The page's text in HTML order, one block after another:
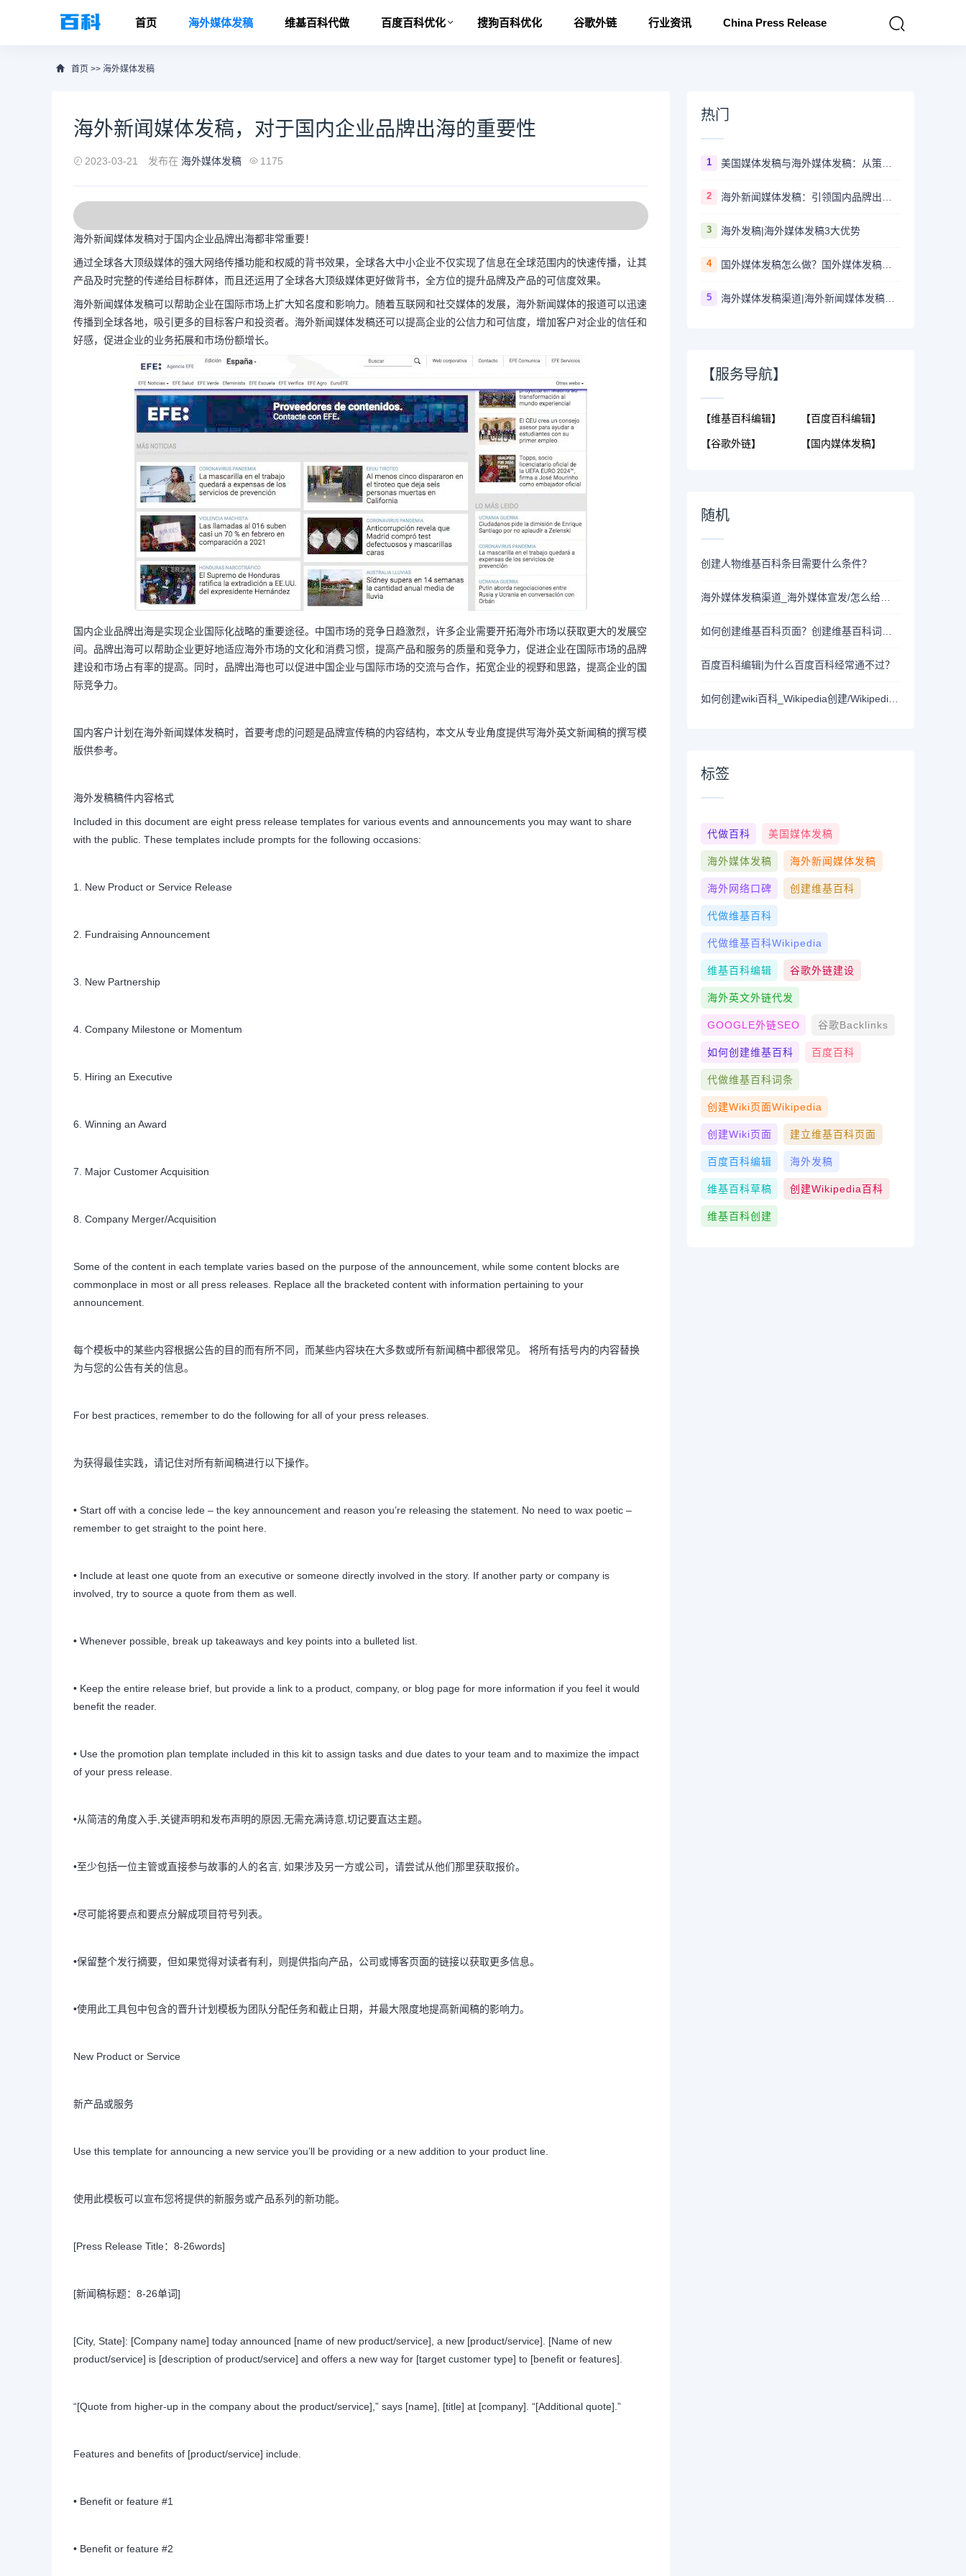
首页 海外媒体发稿 维基百科代做 百度百科优化 搜狗百科优化 谷歌外链 行业资讯 China Press Release
首页 >> 海外媒体发稿
海外新闻媒体发稿，对于国内企业品牌出海的重要性
2023-03-21 发布在 海外媒体发稿 1175
海外新闻媒体发稿对于国内企业品牌出海都非常重要！
通过全球各大顶级媒体的强大网络传播功能和权威的背书效果，全球各大中小企业不仅实现了信息在全球范围内的快速传播，让其
产品及时完整的传递给目标群体，而且还运用了全球各大顶级媒体更好做背书，全方位的提升品牌及产品的可信度效果。
海外新闻媒体发稿可以帮助企业在国际市场上扩大知名度和影响力。随着互联网和社交媒体的发展，海外新闻媒体的报道可以迅速
传播到全球各地，吸引更多的目标客户和投资者。海外新闻媒体发稿还可以提高企业的公信力和可信度，增加客户对企业的信任和
好感，促进企业的业务拓展和市场份额增长。
国内企业品牌出海是实现企业国际化战略的重要途径。中国市场的竞争日趋激烈，许多企业需要开拓海外市场以获取更大的发展空
间。品牌出海可以帮助企业更好地适应海外市场的文化和消费习惯，提高产品和服务的质量和竞争力，促进企业在国际市场的品牌
建设和市场占有率的提高。同时，品牌出海也可以促进中国企业与国际市场的交流与合作，拓宽企业的视野和思路，提高企业的国
际竞争力。
国内客户计划在海外新闻媒体发稿时，首要考虑的问题是品牌宣传稿的内容结构，本文从专业角度提供写海外英文新闻稿的撰写模
版供参考。
海外发稿稿件内容格式
Included in this document are eight press release templates for various events and announcements you may want to share
with the public. These templates include prompts for the following occasions:
1. New Product or Service Release
2. Fundraising Announcement
3. New Partnership
4. Company Milestone or Momentum
5. Hiring an Executive
6. Winning an Award
7. Major Customer Acquisition
8. Company Merger/Acquisition
Some of the content in each template varies based on the purpose of the announcement, while some content blocks are
commonplace in most or all press releases. Replace all the bracketed content with information pertaining to your
announcement.
每个模板中的某些内容根据公告的目的而有所不同，而某些内容块在大多数或所有新闻稿中都很常见。 将所有括号内的内容替换
为与您的公告有关的信息。
For best practices, remember to do the following for all of your press releases.
为获得最佳实践，请记住对所有新闻稿进行以下操作。
• Start off with a concise lede – the key announcement and reason you’re releasing the statement. No need to wax poetic –
remember to get straight to the point here.
• Include at least one quote from an executive or someone directly involved in the story. If another party or company is
involved, try to source a quote from them as well.
• Whenever possible, break up takeaways and key points into a bulleted list.
• Keep the entire release brief, but provide a link to a product, company, or blog page for more information if you feel it would
benefit the reader.
• Use the promotion plan template included in this kit to assign tasks and due dates to your team and to maximize the impact
of your press release.
•从简洁的角度入手,关键声明和发布声明的原因,无需充满诗意,切记要直达主题。
•至少包括一位主管或直接参与故事的人的名言, 如果涉及另一方或公司，请尝试从他们那里获取报价。
•尽可能将要点和要点分解成项目符号列表。
•保留整个发行摘要，但如果觉得对读者有利，则提供指向产品，公司或博客页面的链接以获取更多信息。
•使用此工具包中包含的晋升计划模板为团队分配任务和截止日期，并最大限度地提高新闻稿的影响力。
New Product or Service
新产品或服务
Use this template for announcing a new service you’ll be providing or a new addition to your product line.
使用此模板可以宣布您将提供的新服务或产品系列的新功能。
[Press Release Title：8-26words]
[新闻稿标题：8-26单词]
[City, State]: [Company name] today announced [name of new product/service], a new [product/service]. [Name of new
product/service] is [description of product/service] and offers a new way for [target customer type] to [benefit or features].
“[Quote from higher-up in the company about the product/service],” says [name], [title] at [company]. “[Additional quote].”
Features and benefits of [product/service] include.
• Benefit or feature #1
• Benefit or feature #2
热门
1 美国媒体发稿与海外媒体发稿：从策略到执行的完整指南
2
3 海外发稿|海外媒体发稿3大优势
4 国外媒体发稿怎么做？国外媒体发稿的方法有哪些？
5 海外媒体发稿渠道|海外新闻媒体发稿助力中国企业海外传播
【服务导航】
【维基百科编辑】
【谷歌外链】
【百度百科编辑】
【国内媒体发稿】
随机
创建人物维基百科条目需要什么条件？
百度百科编辑|为什么百度百科经常通不过？
标签
代做百科 美国媒体发稿
海外媒体发稿 海外新闻媒体发稿
海外网络口碑 创建维基百科
代做维基百科
代做维基百科wikipedia
维基百科编辑 谷歌外链建设
海外英文外链代发
GOOGLE外链SEO 谷歌Backlinks
如何创建维基百科 百度百科
代做维基百科词条
创建wiki页面Wikipedia
创建wiki页面 建立维基百科页面
百度百科编辑 海外发稿
维基百科草稿 创建Wikipedia百科
维基百科创建